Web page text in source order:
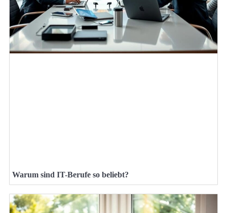
Warum sind IT-Berufe so beliebt?